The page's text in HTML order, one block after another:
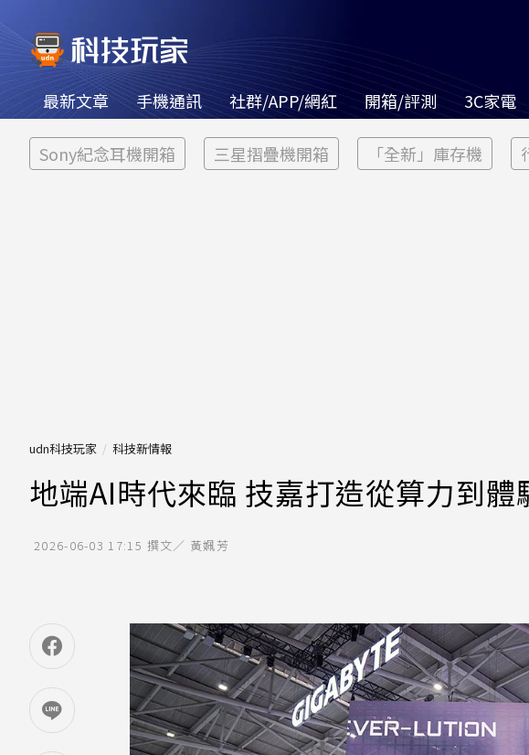
最新文章 手機通訊 社群/APP/網紅 開箱/評測 3C家電
Sony紀念耳機開箱 三星摺疊機開箱 「全新」庫存機
udn科技玩家 科技新情報
地端AI時代來臨 技嘉打造從算力到體
2026-06-03 17:15 撰文／ 黃姵芳